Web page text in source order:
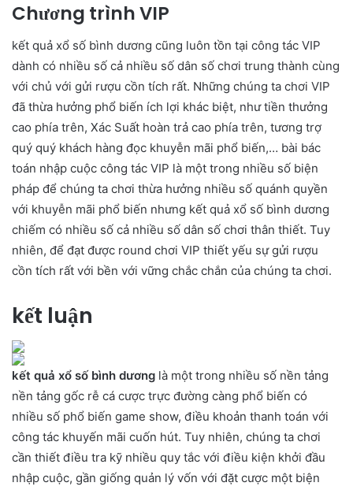
Chương trình VIP
kết quả xổ số bình dương cũng luôn tồn tại công tác VIP
dành có nhiều số cả nhiều số dân số chơi trung thành cùng
với chủ với gửi rượu cồn tích rất. Những chúng ta chơi VIP
đã thừa hưởng phổ biến ích lợi khác biệt, như tiền thưởng
cao phía trên, Xác Suất hoàn trả cao phía trên, tương trợ
quý quý khách hàng đọc khuyễn mãi phổ biến,… bài bác
toán nhập cuộc công tác VIP là một trong nhiều số biện
pháp để chúng ta chơi thừa hưởng nhiều số quánh quyền
với khuyễn mãi phổ biến nhưng kết quả xổ số bình dương
chiếm có nhiều số cả nhiều số dân số chơi thân thiết. Tuy
nhiên, để đạt được round chơi VIP thiết yếu sự gửi rượu
cồn tích rất với bền với vững chắc chắn của chúng ta chơi.
kết luận
kết quả xổ số bình dương là một trong nhiều số nền tảng
nền tảng gốc rễ cá cược trực đường càng phổ biến có
nhiều số phổ biến game show, điều khoản thanh toán với
công tác khuyến mãi cuốn hút. Tuy nhiên, chúng ta chơi
cần thiết điều tra kỹ nhiều quy tắc với điều kiện khởi đầu
nhập cuộc, gần giống quản lý vốn với đặt cược một biện